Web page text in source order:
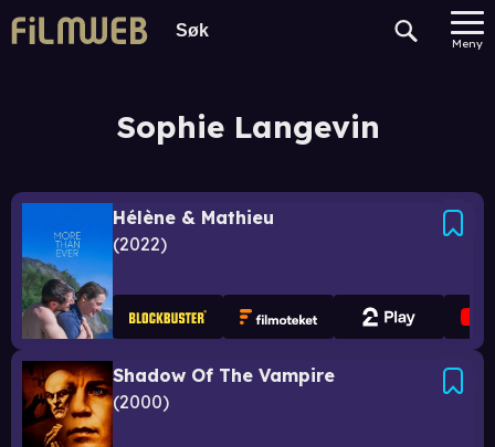
Meny
Sophie Langevin
Hélène & Mathieu
2022
Shadow Of The Vampire
2000